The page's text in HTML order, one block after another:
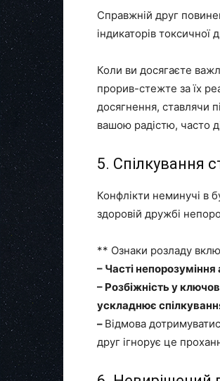
Справжній друг
індикаторів токсичної
Коли ви досягаєте
прорив-стежте за їх
досягнення, ставлячи
вашою радістю, часто
5. Спілкування
Конфлікти неминучі в
здоровій дружбі
** Ознаки розладу
– Часті
– Розбіжність у
ускладнює
– Відмова
друг ігнорує це